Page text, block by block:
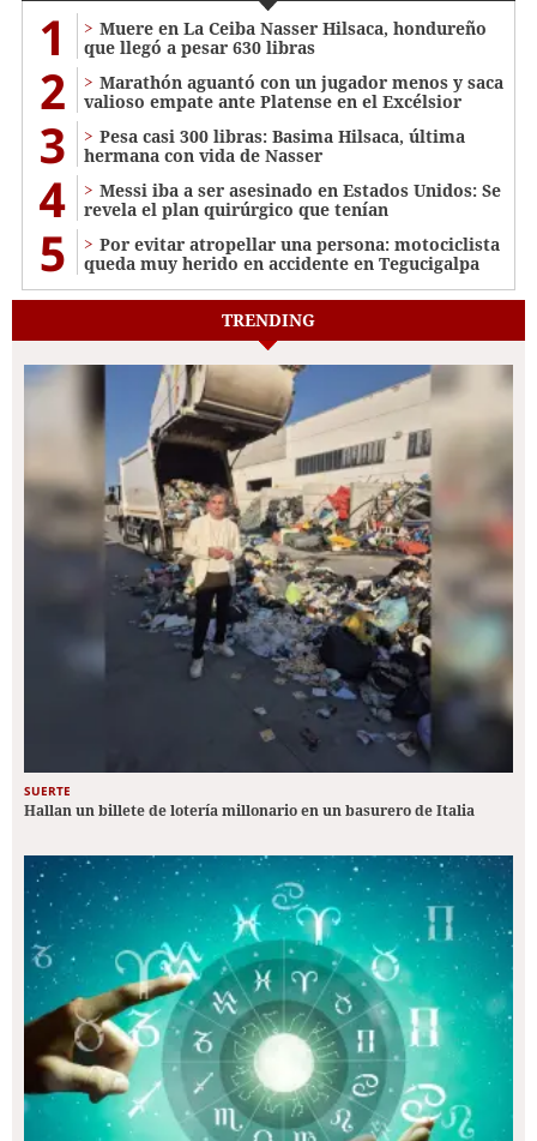
1
Muere en La Ceiba Nasser Hilsaca, hondureño
que llegó a pesar 630 libras
2
Marathón aguantó con un jugador menos y saca
valioso empate ante Platense en el Excélsior
3
Pesa casi 300 libras: Basima Hilsaca, última
hermana con vida de Nasser
4
Messi iba a ser asesinado en Estados Unidos: Se
revela el plan quirúrgico que tenían
5
Por evitar atropellar una persona: motociclista
queda muy herido en accidente en Tegucigalpa
TRENDING
SUERTE
Hallan un billete de lotería millonario en un basurero de Italia